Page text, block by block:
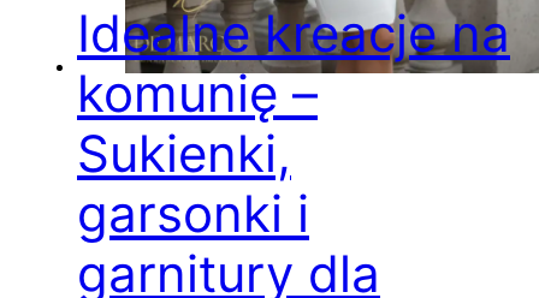
Idealne kreacje na
komunię –
Sukienki,
garsonki i
garnitury dla